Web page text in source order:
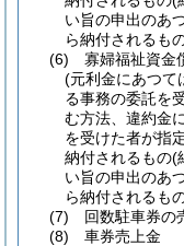
い旨の申出のあ
ら納付されるも
(6)
寡婦福祉資金
(元利金にあつて
る事務の委託を
む方法、違約金
を受けた者が指
納付されるもの(
い旨の申出のあ
ら納付されるも
(7)
回数駐車券の
(8)
車券売上金